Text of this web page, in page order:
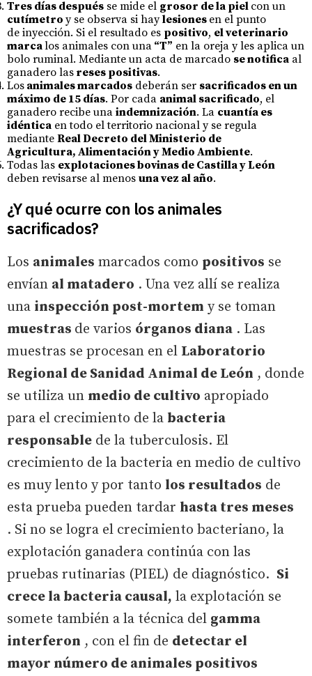
Tres días después se mide el grosor de la piel con un
cutímetro y se observa si haylesiones en el punto
de inyección. Si el resultado es positivo, el veterinario
marcalos animales con una “T” en la oreja y les aplica un
bolo ruminal. Mediante un acta de marcado se notifica al
ganadero las reses positivas.
Los animales marcados deberán ser sacrificados en un
máximo de 15 días. Por cada animal sacrificado, el
ganadero recibe una indemnización. La cuantía es
idéntica en todo el territorio nacional y se regula
mediante Real Decreto del Ministerio de
Agricultura, Alimentación y Medio Ambiente.
Todas las explotaciones bovinas de Castilla y León
deben revisarse al menos una vez al año.
¿Y qué ocurre con los animales
sacrificados?
Los animales marcados como positivos se
envían al matadero . Una vez allí se realiza
una inspección post-mortem y se toman
muestras de varios órganos diana . Las
muestras se procesan en el Laboratorio
Regional de Sanidad Animal de León , donde
se utiliza un medio de cultivo apropiado
para el crecimiento de la bacteria
responsable de la tuberculosis. El
crecimiento de la bacteria en medio de cultivo
es muy lento y por tanto los resultados de
esta prueba pueden tardar hasta tres meses
. Si no se logra el crecimiento bacteriano, la
explotación ganadera continúa con las
pruebas rutinarias (PIEL) de diagnóstico. Si
crece la bacteria causal, la explotación se
somete también a la técnica del gamma
interferon , con el fin de detectar el
mayor número de animales positivos